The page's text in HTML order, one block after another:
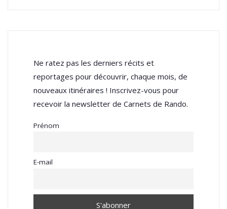
Ne ratez pas les derniers récits et
reportages pour découvrir, chaque mois, de
nouveaux itinéraires ! Inscrivez-vous pour
recevoir la newsletter de Carnets de Rando.
Prénom
E-mail